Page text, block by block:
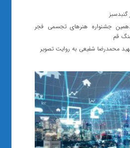
جشنواره هنرهای تجسمی فجر
قم
محمدرضا شفیعی به روایت تصویر